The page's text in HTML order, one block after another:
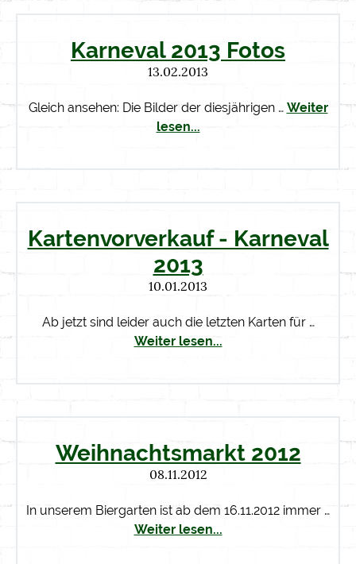
Karneval 2013 Fotos
13.02.2013
Gleich ansehen: Die Bilder der diesjährigen … Weiter
lesen...
Kartenvorverkauf - Karneval
2013
10.01.2013
Ab jetzt sind leider auch die letzten Karten für …
Weiter lesen...
Weihnachtsmarkt 2012
08.11.2012
In unserem Biergarten ist ab dem 16.11.2012 immer …
Weiter lesen...